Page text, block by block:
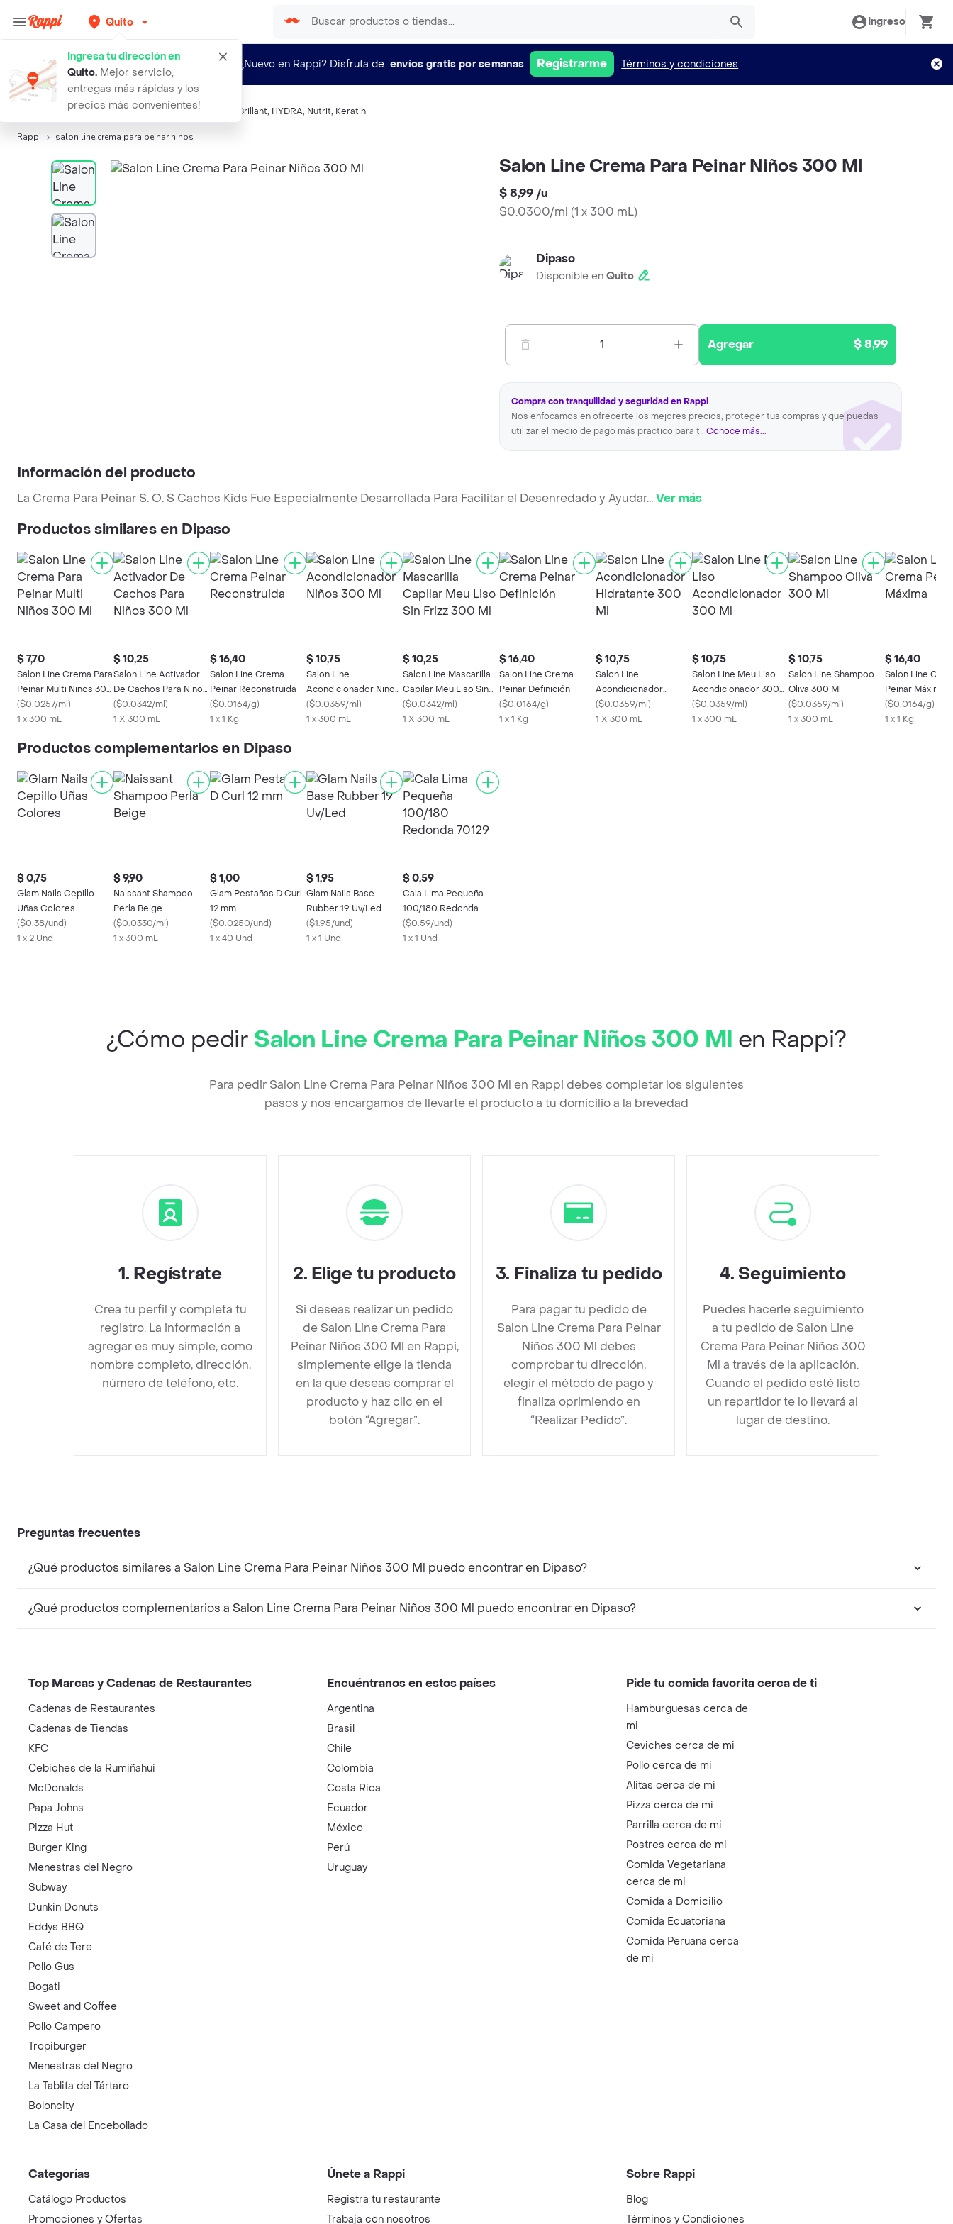
Quito
Ingresa tu dirección en
Quito. Mejor servicio,
entregas más rápidas y los
precios más convenientes!
Ingreso
¿Nuevo en Rappi? Disfruta de envíos gratis por semanas Registrarme Términos y condiciones
Búsquedas relacionadas: Reparación y tratamiento Brillant, HYDRA, Nutrit, Keratin
Rappi salon line crema para peinar ninos
Salon Line Crema Para Peinar Niños 300 Ml
$ 8,99 /u
$0.0300/ml (1 x 300 mL)
Dipaso
Disponible en Quito
1 Agregar $ 8,99
Compra con tranquilidad y seguridad en Rappi
Nos enfocamos en ofrecerte los mejores precios, proteger tus compras y que puedas
utilizar el medio de pago más practico para ti. Conoce más...
Información del producto
La Crema Para Peinar S. O. S Cachos Kids Fue Especialmente Desarrollada Para Facilitar el Desenredado y Ayudar...Ver más
Productos similares en Dipaso
$ 7,70
Salon Line Crema Para
Peinar Multi Niños 300
Ml
($0.0257/ml)
1 x 300 mL
$ 10,25
Salon Line Activador
De Cachos Para Niños
300 Ml
($0.0342/ml)
1 X 300 mL
$ 16,40
Salon Line Crema
Peinar Reconstruida
($0.0164/g)
1 x 1 Kg
$ 10,75
Salon Line
Acondicionador Niños
300 Ml
($0.0359/ml)
1 x 300 mL
$ 10,25
Salon Line Mascarilla
Capilar Meu Liso Sin
Frizz 300 Ml
($0.0342/ml)
1 X 300 mL
$ 16,40
Salon Line Crema
Peinar Definición
($0.0164/g)
1 x 1 Kg
$ 10,75
Salon Line
Acondicionador
Hidratante 300 Ml
($0.0359/ml)
1 X 300 mL
$ 10,75
Salon Line Meu Liso
Acondicionador 300
Ml
($0.0359/ml)
1 x 300 mL
$ 10,75
Salon Line Shampoo
Oliva 300 Ml
($0.0359/ml)
1 x 300 mL
$ 16,40
Salon Line
Peinar Máxima
($0.0164/g)
1 x 1 Kg
Productos complementarios en Dipaso
$ 0,75
Glam Nails Cepillo
Uñas Colores
($0.38/und)
1 x 2 Und
$ 9,90
Naissant Shampoo
Perla Beige
($0.0330/ml)
1 x 300 mL
$ 1,00
Glam Pestañas D Curl
12 mm
($0.0250/und)
1 x 40 Und
$ 1,95
Glam Nails Base
Rubber 19 Uv/Led
($1.95/und)
1 x 1 Und
$ 0,59
Cala Lima Pequeña
100/180 Redonda
70129
($0.59/und)
1 x 1 Und
¿Cómo pedir Salon Line Crema Para Peinar Niños 300 Ml en Rappi?
Para pedir Salon Line Crema Para Peinar Niños 300 Ml en Rappi debes completar los siguientes
pasos y nos encargamos de llevarte el producto a tu domicilio a la brevedad
1. Regístrate
Crea tu perfil y completa tu
registro. La información a
agregar es muy simple, como
nombre completo, dirección,
número de teléfono, etc.
2. Elige tu producto
Si deseas realizar un pedido
de Salon Line Crema Para
Peinar Niños 300 Ml en Rappi,
simplemente elige la tienda
en la que deseas comprar el
producto y haz clic en el
botón “Agregar”.
3. Finaliza tu pedido
Para pagar tu pedido de
Salon Line Crema Para Peinar
Niños 300 Ml debes
comprobar tu dirección,
elegir el método de pago y
finaliza oprimiendo en
“Realizar Pedido”.
4. Seguimiento
Puedes hacerle seguimiento
a tu pedido de Salon Line
Crema Para Peinar Niños 300
Ml a través de la aplicación.
Cuando el pedido esté listo
un repartidor te lo llevará al
lugar de destino.
Preguntas frecuentes
¿Qué productos similares a Salon Line Crema Para Peinar Niños 300 Ml puedo encontrar en Dipaso?
¿Qué productos complementarios a Salon Line Crema Para Peinar Niños 300 Ml puedo encontrar en Dipaso?
Top Marcas y Cadenas de Restaurantes
Cadenas de Restaurantes
Cadenas de Tiendas
KFC
Cebiches de la Rumiñahui
McDonalds
Papa Johns
Pizza Hut
Burger King
Menestras del Negro
Subway
Dunkin Donuts
Eddys BBQ
Café de Tere
Pollo Gus
Bogati
Sweet and Coffee
Pollo Campero
Tropiburger
Menestras del Negro
La Tablita del Tártaro
Boloncity
La Casa del Encebollado
Encuéntranos en estos países
Argentina
Brasil
Chile
Colombia
Costa Rica
Ecuador
México
Perú
Uruguay
Pide tu comida favorita cerca de ti
Hamburguesas cerca de
mi
Ceviches cerca de mi
Pollo cerca de mi
Alitas cerca de mi
Pizza cerca de mi
Parrilla cerca de mi
Postres cerca de mi
Comida Vegetariana
cerca de mi
Comida a Domicilio
Comida Ecuatoriana
Comida Peruana cerca
de mi
Categorías
Catálogo Productos
Promociones y Ofertas
Únete a Rappi
Registra tu restaurante
Trabaja con nosotros
Sobre Rappi
Blog
Términos y Condiciones